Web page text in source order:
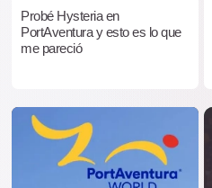
Probé Hysteria en
PortAventura y esto es lo que
me pareció